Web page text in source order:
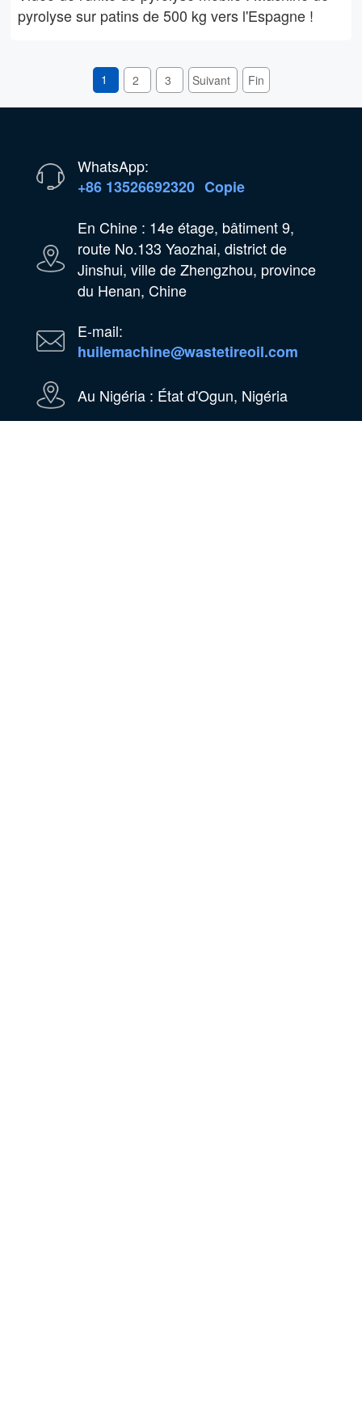
pyrolyse sur patins de 500 kg vers l'Espagne !
1 2 3 Suivant Fin
WhatsApp:
+86 13526692320 Copie
En Chine : 14e étage, bâtiment 9,
route No.133 Yaozhai, district de
Jinshui, ville de Zhengzhou, province
du Henan, Chine
E-mail:
huilemachine@wastetireoil.com
Au Nigéria : État d'Ogun, Nigéria